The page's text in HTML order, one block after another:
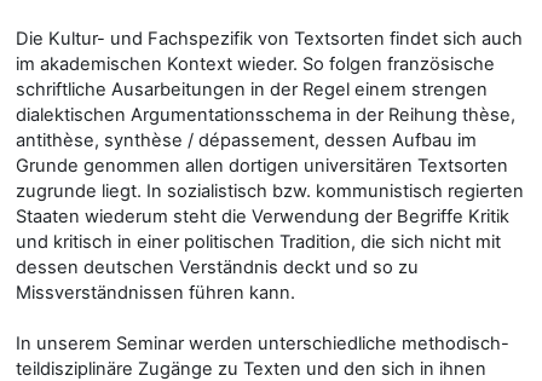
Die Kultur- und Fachspezifik von Textsorten findet sich auch
im akademischen Kontext wieder. So folgen französische
schriftliche Ausarbeitungen in der Regel einem strengen
dialektischen Argumentationsschema in der Reihung thèse,
antithèse, synthèse / dépassement, dessen Aufbau im
Grunde genommen allen dortigen universitären Textsorten
zugrunde liegt. In sozialistisch bzw. kommunistisch regierten
Staaten wiederum steht die Verwendung der Begriffe Kritik
und kritisch in einer politischen Tradition, die sich nicht mit
dessen deutschen Verständnis deckt und so zu
Missverständnissen führen kann.
In unserem Seminar werden unterschiedliche methodisch-
teildisziplinäre Zugänge zu Texten und den sich in ihnen